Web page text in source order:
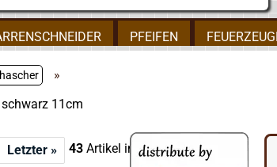
Konto
Passwort
PFEIFEN
»
11cm
Letzter » 43 Artikel in dieser Kategorie